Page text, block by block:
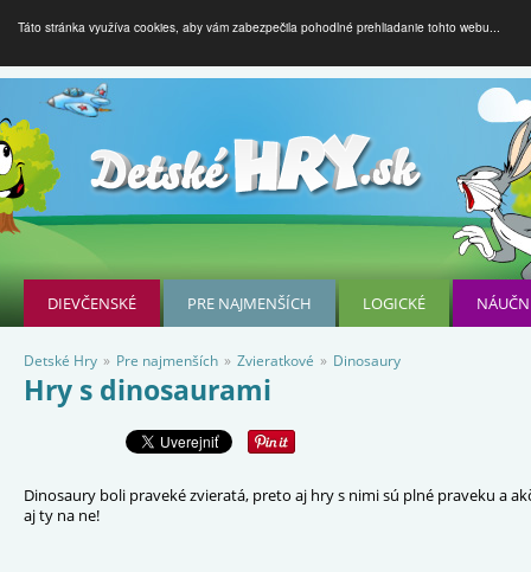
Táto stránka využíva cookies, aby vám zabezpečila pohodlné prehliadanie tohto webu...
DIEVČENSKÉ PRE NAJMENŠÍCH LOGICKÉ
Detské Hry » Pre najmenších » Zvieratkové » Dinosaury
Hry s dinosaurami
Dinosaury boli praveké zvieratá, preto aj hry s nimi sú plné praveku a
aj ty na ne!